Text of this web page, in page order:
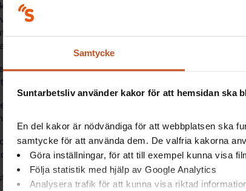
Samtycke
Suntarbetsliv använder kakor för att hemsidan ska
En del kakor är nödvändiga för att webbplatsen ska
samtycke för att använda dem. De valfria kakorna
Göra inställningar, för att till exempel kunna visa
Följa statistik med hjälp av Google Analytics
Analysera trafik för att kunna visa riktad
även identifiera organisatoriska förutsättningar som
och negativt. Det kan vara till exempel hur många
med det administrativa stödet. De vill se om det finns ett
och de tidiga tecknen på utmattning.
skolledare i mindre grupper, och ordna
ska identifiera problem och framåtsyftande åtgärder som
att skolledarna är experter på sin egen arbetsmiljö.
att projektet ska ge en kunskapsbas, som politiker
arbetsmiljö och hälsa.
de positiva tendenserna, det är viktigt att veta vad